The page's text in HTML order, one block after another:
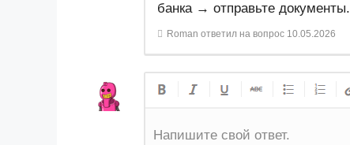
банка → отправьте документы.
Roman ответил на вопрос 10.05.2026
Напишите свой ответ.